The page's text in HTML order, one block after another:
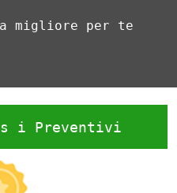
migliore per te
i Preventivi